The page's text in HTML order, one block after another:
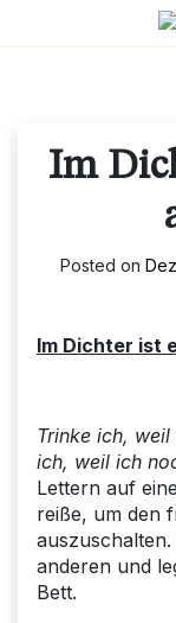
Im
Posted on
Im Dichter ist
Trinke ich,
ich, weil ich
Lettern auf
reiße, um den
anderen und
Bett.